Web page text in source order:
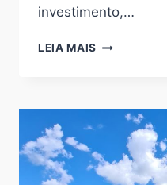
investimento,…
LEIA MAIS QUANTO
E
INSTALAÇÃO
UM
SISTEMA